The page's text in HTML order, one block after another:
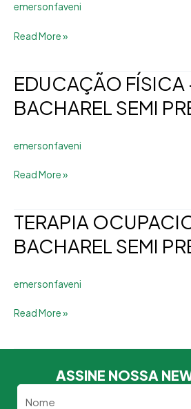
emersonfaveni
SEMIPRESENCIAL
Read More »
EDUCAÇÃO FÍSICA
BACHAREL SEMI
emersonfaveni
EDUCAÇÃO
–
SEMI
Read More »
TERAPIA
BACHAREL SEMI
emersonfaveni
TERAPIA
–
SEMI
Read More »
ASSINE NOSSA